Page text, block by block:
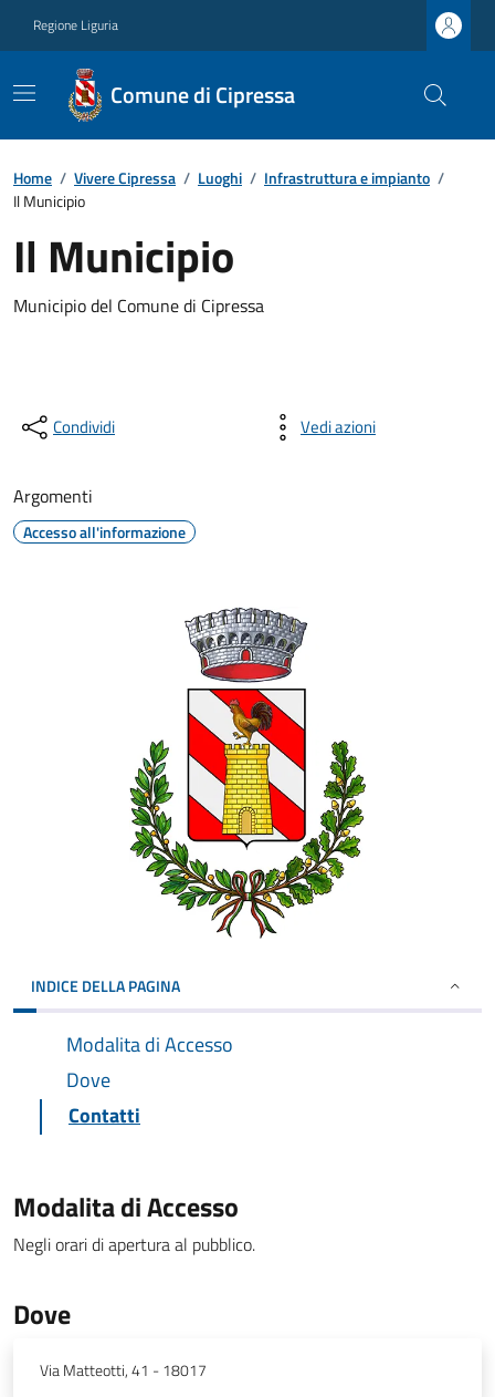
Regione Liguria
Comune di Cipressa
Home / Vivere Cipressa / Luoghi / Infrastruttura e impianto /
Il Municipio
Il Municipio
Municipio del Comune di Cipressa
Condividi Vedi azioni
Argomenti
Accesso all'informazione
INDICE DELLA PAGINA
Modalita di Accesso
Dove
Contatti
Modalita di Accesso
Negli orari di apertura al pubblico.
Dove
Via Matteotti, 41 - 18017